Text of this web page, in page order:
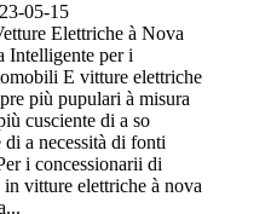
05-15
Elettriche à Nova
Intelligente per i
E vitture elettriche
più pupulari à misura
cusciente di a so
a necessità di fonti
i concessionarii di
vitture elettriche à nova